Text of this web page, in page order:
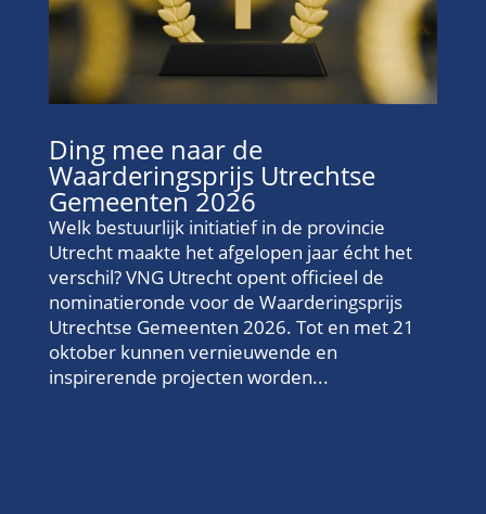
Ding mee naar de
Waarderingsprijs Utrechtse
Gemeenten 2026
Welk bestuurlijk initiatief in de provincie
Utrecht maakte het afgelopen jaar écht het
verschil? VNG Utrecht opent officieel de
nominatieronde voor de Waarderingsprijs
Utrechtse Gemeenten 2026. Tot en met 21
oktober kunnen vernieuwende en
inspirerende projecten worden...